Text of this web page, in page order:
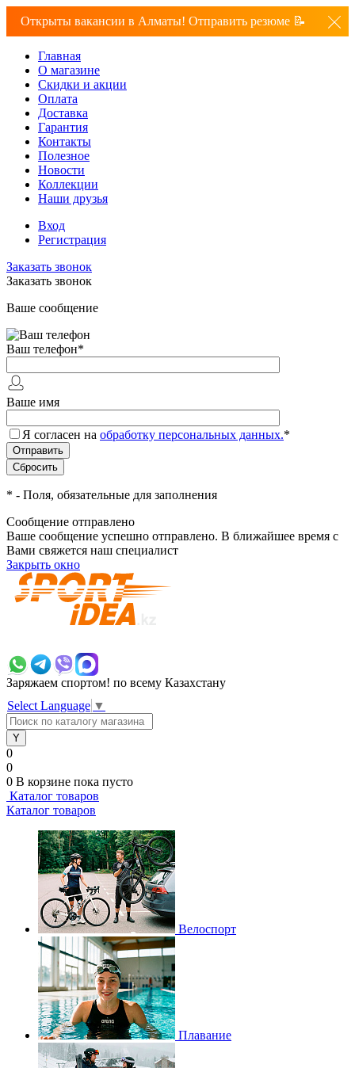
Открыты вакансии в Алматы! Отправить резюме 📝
Главная
О магазине
Скидки и акции
Оплата
Доставка
Гарантия
Контакты
Полезное
Новости
Коллекции
Наши друзья
Вход
Регистрация
Заказать звонок
Заказать звонок
Ваше сообщение
Ваш телефон*
Ваше имя
Я согласен на обработку персональных данных.*
* - Поля, обязательные для заполнения
Сообщение отправлено
Ваше сообщение успешно отправлено. В ближайшее время с
Вами свяжется наш специалист
Закрыть окно
Заряжаем спортом! по всему Казахстану
Select Language ▼
0
0
0 В корзине пока пусто
Каталог товаров
Каталог товаров
Велоспорт
Плавание